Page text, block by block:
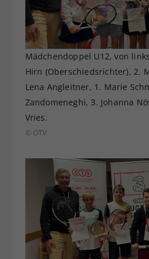
Mädchendoppel U12, von
Hirn (Oberschiedsrichter), 2.
Lena Angleitner, 1. Marie
Zandomeneghi, 3. Johanna
Vries.
© ÖTV